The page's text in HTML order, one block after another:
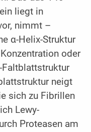
liegt in
nimmt –
α-Helix-Struktur
oder
neigt
sich zu Fibrillen
Lewy-
Proteasen am